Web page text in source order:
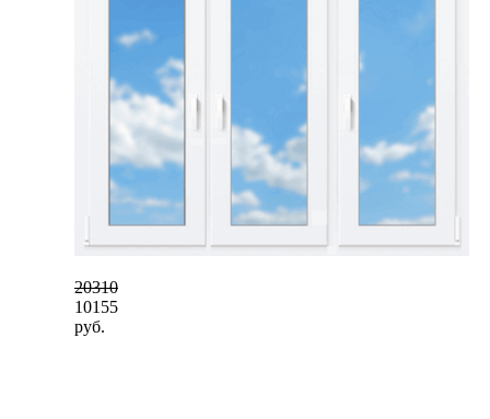
20310
10155
руб.